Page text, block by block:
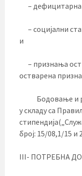
– дефицитарна
– социјални
и
– признања
остварена
Бодовање и
у складу са
број: 15/08,1/15 и
III- ПОТРЕБНА